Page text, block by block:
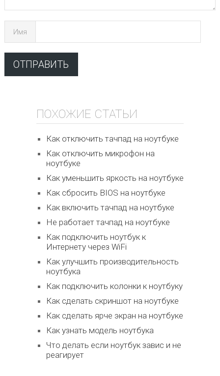
Имя
ПОХОЖИЕ СТАТЬИ
Как отключить тачпад на ноутбуке
Как отключить микрофон на
ноутбуке
Как уменьшить яркость на ноутбуке
Как сбросить BIOS на ноутбуке
Как включить тачпад на ноутбуке
Не работает тачпад на ноутбуке
Как подключить ноутбук к
Интернету через WiFi
Как улучшить производительность
ноутбука
Как подключить колонки к ноутбуку
Как сделать скриншот на ноутбуке
Как сделать ярче экран на ноутбуке
Как узнать модель ноутбука
Что делать если ноутбук завис и не
реагирует